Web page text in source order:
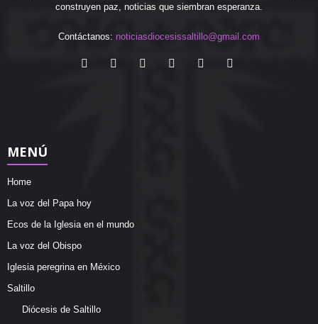
construyen paz, noticias que siembran esperanza.
Contáctanos: noticiasdiocesissaltillo@gmail.com
MENÚ
Home
La voz del Papa hoy
Ecos de la Iglesia en el mundo
La voz del Obispo
Iglesia peregrina en México
Saltillo
Diócesis de Saltillo